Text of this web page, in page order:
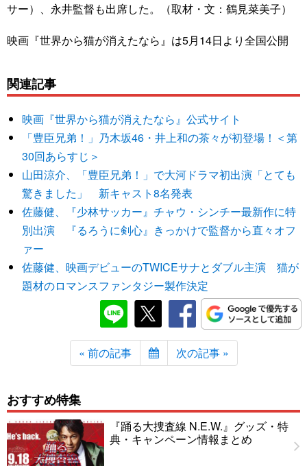
サー）、永井監督も出席した。（取材・文：鶴見菜美子）
映画『世界から猫が消えたなら』は5月14日より全国公開
関連記事
映画『世界から猫が消えたなら』公式サイト
「豊臣兄弟！」乃木坂46・井上和の茶々が初登場！＜第
30回あらすじ＞
山田涼介、「豊臣兄弟！」で大河ドラマ初出演「とても
驚きました」 新キャスト8名発表
佐藤健、『少林サッカー』チャウ・シンチー最新作に特
別出演 『るろうに剣心』きっかけで監督から直々オフ
ァー
佐藤健、映画デビューのTWICEサナとダブル主演 猫が
題材のロマンスファンタジー製作決定
« 前の記事 次の記事 »
おすすめ特集
『踊る大捜査線 N.E.W.』グッズ・特
典・キャンペーン情報まとめ